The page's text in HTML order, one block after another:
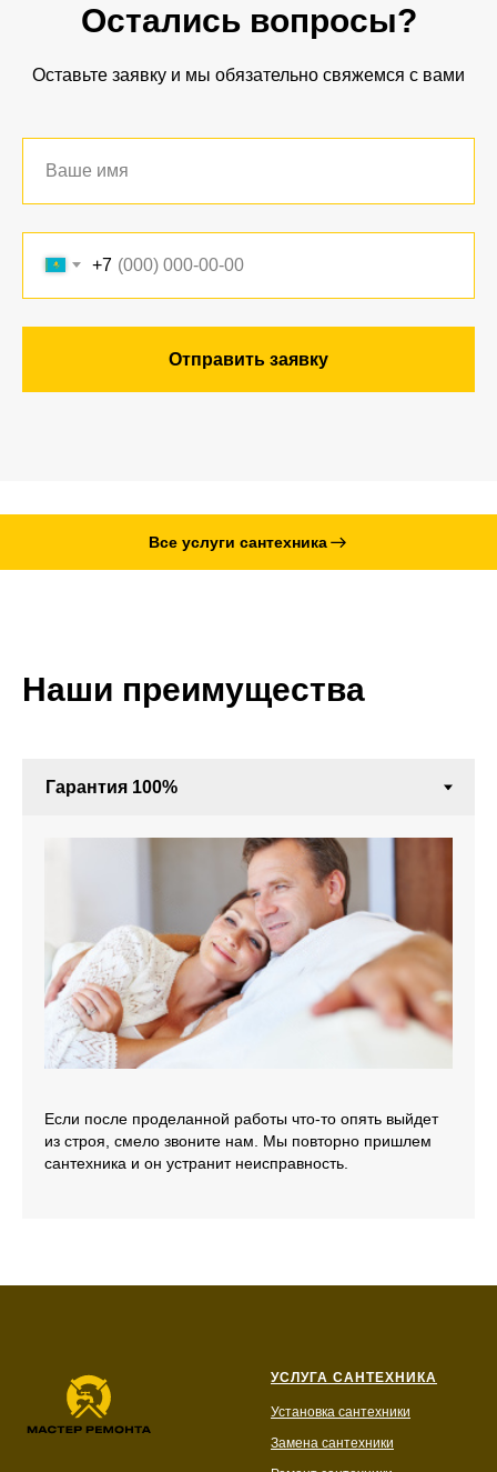
Остались вопросы?
Оставьте заявку и мы обязательно свяжемся с вами
+7
Отправить заявку
Все услуги сантехника
Наши преимущества
Если после проделанной работы что-то опять выйдет
из строя, смело звоните нам. Мы повторно пришлем
сантехника и он устранит неисправность.
УСЛУГА САНТЕХНИКА
Установка сантехники
Замена сантехники